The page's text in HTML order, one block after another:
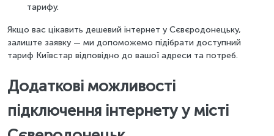
тарифу.
Якщо вас цікавить дешевий інтернет у Сєвєродонецьку,
залиште заявку — ми допоможемо підібрати доступний
тариф Київстар відповідно до вашої адреси та потреб.
Додаткові можливості
підключення інтернету у місті